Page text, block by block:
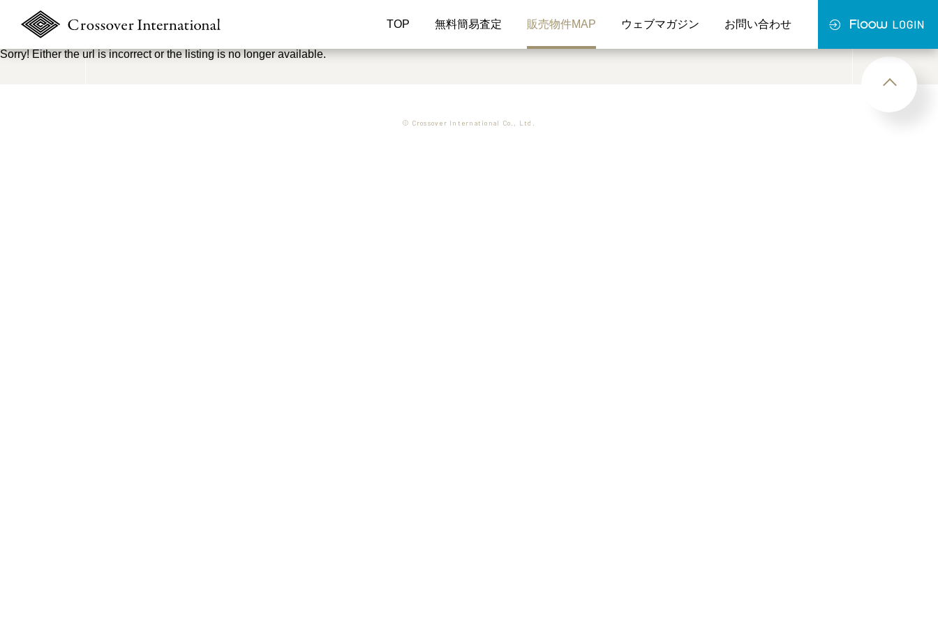
TOP 無料簡易査定 販売物件MAP ウェブマガジン お問い合わせ
Sorry! Either the url is incorrect or the listing is no longer available.
© Crossover International Co., Ltd.